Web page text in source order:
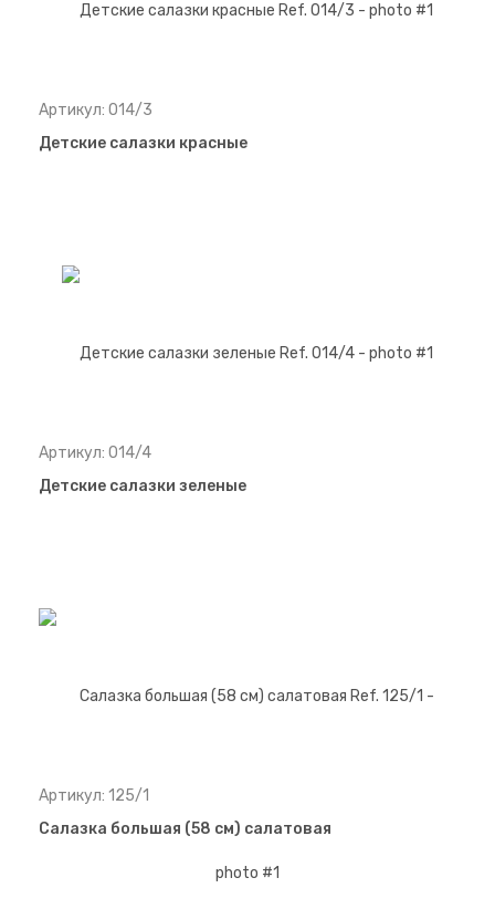
Артикул: 014/3
Детские салазки красные
Артикул: 014/4
Детские салазки зеленые
Артикул: 125/1
Салазка большая (58 см) салатовая